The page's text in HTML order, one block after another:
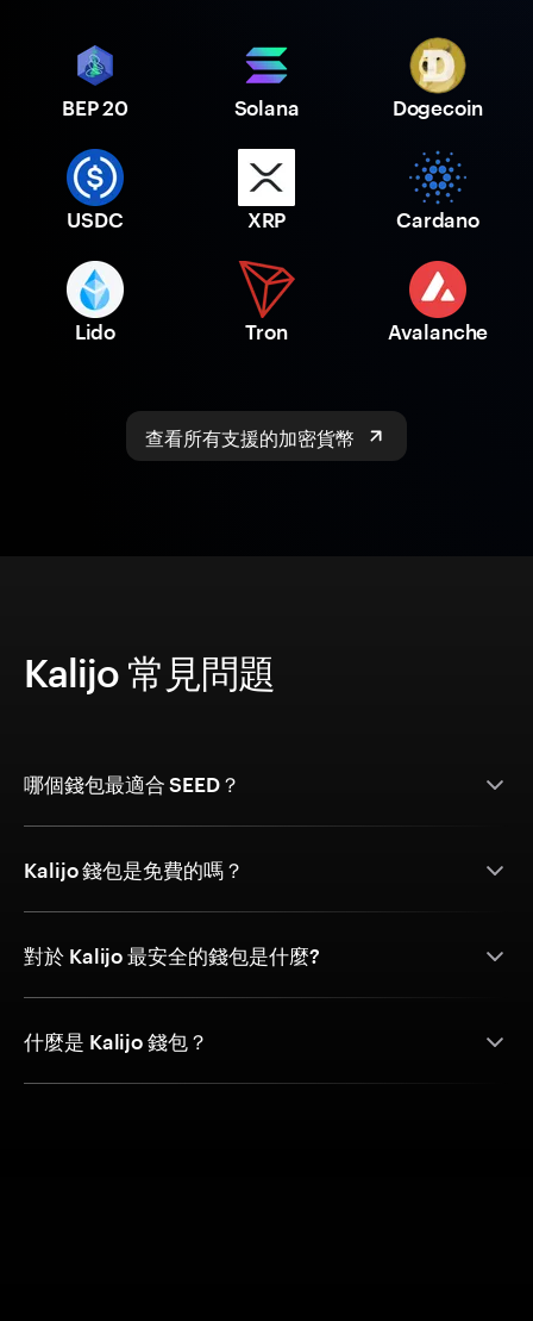
BEP 20 Solana Dogecoin
USDC XRP Cardano
Lido Tron Avalanche
查看所有支援的加密貨幣
Kalijo 常見問題
哪個錢包最適合 SEED？
Kalijo 錢包是免費的嗎？
對於 Kalijo 最安全的錢包是什麼?
什麼是 Kalijo 錢包？